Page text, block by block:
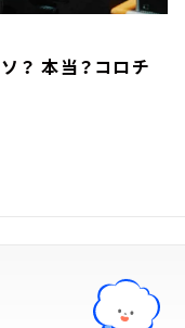
？ 本当？コロチ